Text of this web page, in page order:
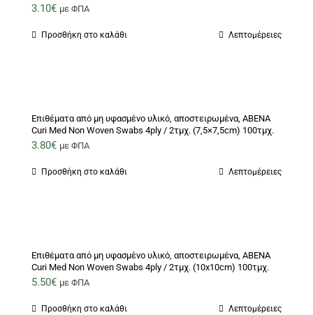
3.10€ με ΦΠΑ
Προσθήκη στο καλάθι Λεπτομέρειες
Επιθέματα από μη υφασμένο υλικό, αποστειρωμένα, ABENA
Curi Med Non Woven Swabs 4ply / 2τμχ. (7,5×7,5cm) 100τμχ.
3.80€ με ΦΠΑ
Προσθήκη στο καλάθι Λεπτομέρειες
Επιθέματα από μη υφασμένο υλικό, αποστειρωμένα, ABENA
Curi Med Non Woven Swabs 4ply / 2τμχ. (10x10cm) 100τμχ.
5.50€ με ΦΠΑ
Προσθήκη στο καλάθι Λεπτομέρειες